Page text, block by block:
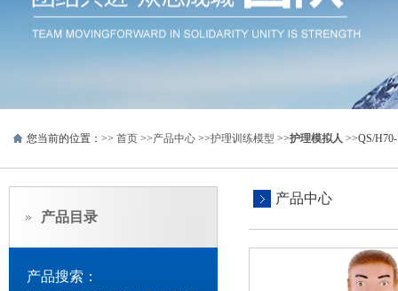
您当前的位置：>> 首页 >>产品中心 >>护理训练模型 >>护理模拟人 >>QS/
产品中心
产品目录
产品搜索：